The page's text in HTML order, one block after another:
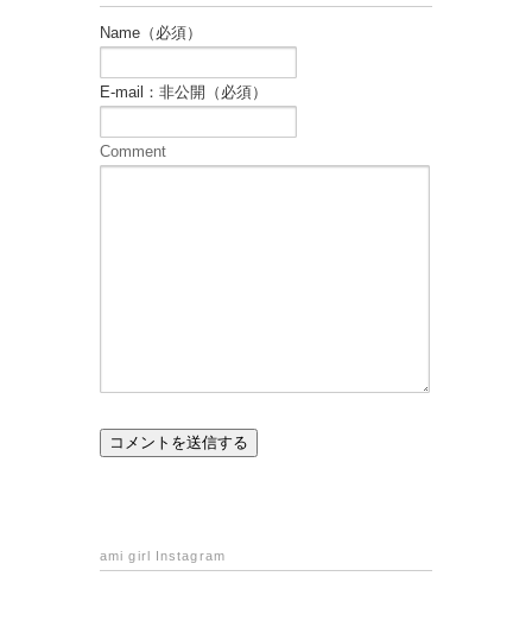
Name（必須）
E-mail：非公開（必須）
Comment
ami girl Instagram